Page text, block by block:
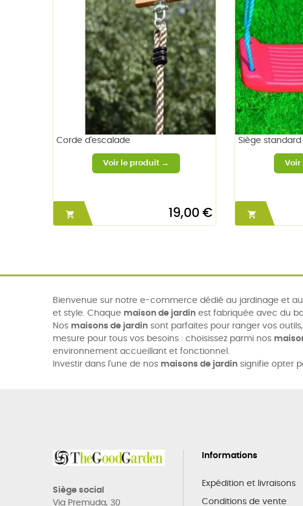
Corde d'escalade
 19,00 €
Siège

Bienvenue sur notre e-commerce dédié au jardinage et
et style. Chaque maison de jardin est fabriquée avec du
Nos maisons de jardin sont parfaites pour ranger vos
mesure pour tous vos besoins : choisissez parmi nos
environnement accueillant et fonctionnel.
Investir dans l'une de nos maisons de jardin signifie opter
Siège social
Via Premuda, 30
Informations
Expédition et livraisons
Conditions de vente